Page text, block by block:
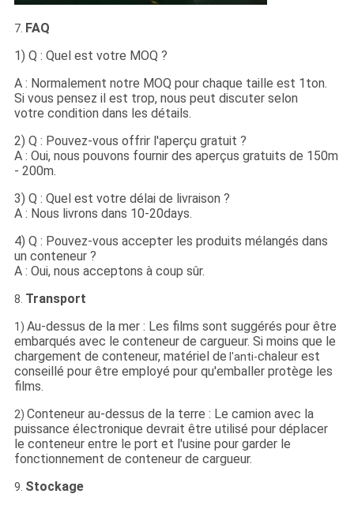
7. FAQ
1) Q : Quel est votre MOQ ?
A : Normalement notre MOQ pour chaque taille est 1ton.
Si vous pensez il est trop, nous peut discuter selon
votre condition dans les détails.
2) Q : Pouvez-vous offrir l'aperçu gratuit ?
A : Oui, nous pouvons fournir des aperçus gratuits de 150m
- 200m.
3) Q : Quel est votre délai de livraison ?
A : Nous livrons dans 10-20days.
4) Q : Pouvez-vous accepter les produits mélangés dans
un conteneur ?
A : Oui, nous acceptons à coup sûr.
8. Transport
1) Au-dessus de la mer : Les films sont suggérés pour être
embarqués avec le conteneur de cargueur. Si moins que le
chargement de conteneur, matériel de l'anti-chaleur est
conseillé pour être employé pour qu'emballer protège les
films.
2) Conteneur au-dessus de la terre : Le camion avec la
puissance électronique devrait être utilisé pour déplacer
le conteneur entre le port et l'usine pour garder le
fonctionnement de conteneur de cargueur.
9. Stockage